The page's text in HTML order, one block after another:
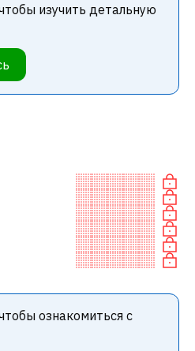
ознакомиться с
изучить детальную